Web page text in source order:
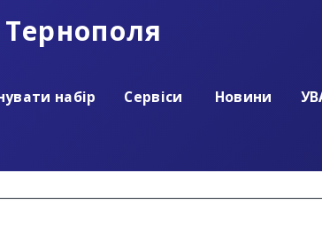
набір Сервіси Новини